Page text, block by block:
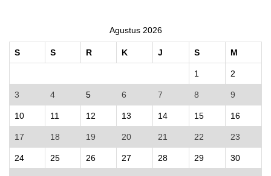
Agustus 2026
S S R K J S M
1 2
3 4 5 6 7 8 9
10 11 12 13 14 15 16
17 18 19 20 21 22 23
24 25 26 27 28 29 30